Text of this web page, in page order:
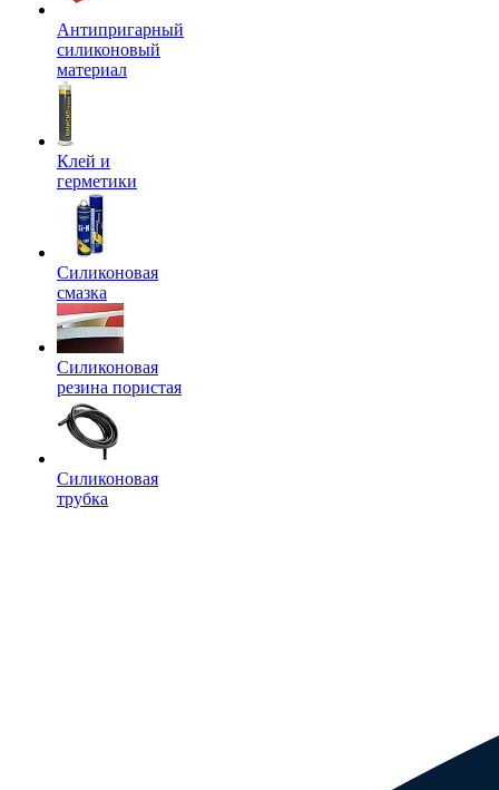
Антипригарный
силиконовый
материал
Клей и
герметики
Силиконовая
смазка
Силиконовая
резина пористая
Силиконовая
трубка